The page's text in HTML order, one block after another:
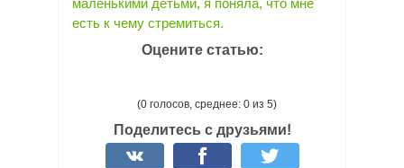
маленькими детьми, я поняла, что мне
есть к чему стремиться.
Оцените статью:
(0 голосов, среднее: 0 из 5)
Поделитесь с друзьями!